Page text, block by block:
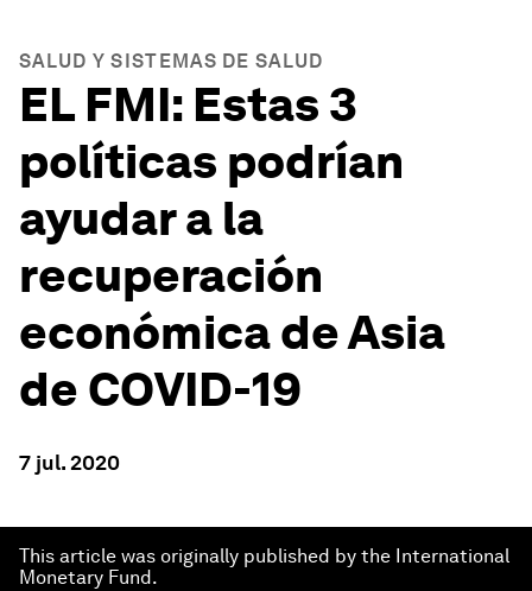
SALUD Y SISTEMAS DE SALUD
EL FMI: Estas 3
políticas podrían
ayudar a la
recuperación
económica de Asia
de COVID-19
7 jul. 2020
This article was originally published by the International
Monetary Fund.